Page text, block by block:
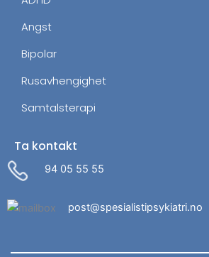
Angst
Bipolar
Rusavhengighet
Samtalsterapi
Ta kontakt
94 05 55 55
post@spesialistipsykiatri.no